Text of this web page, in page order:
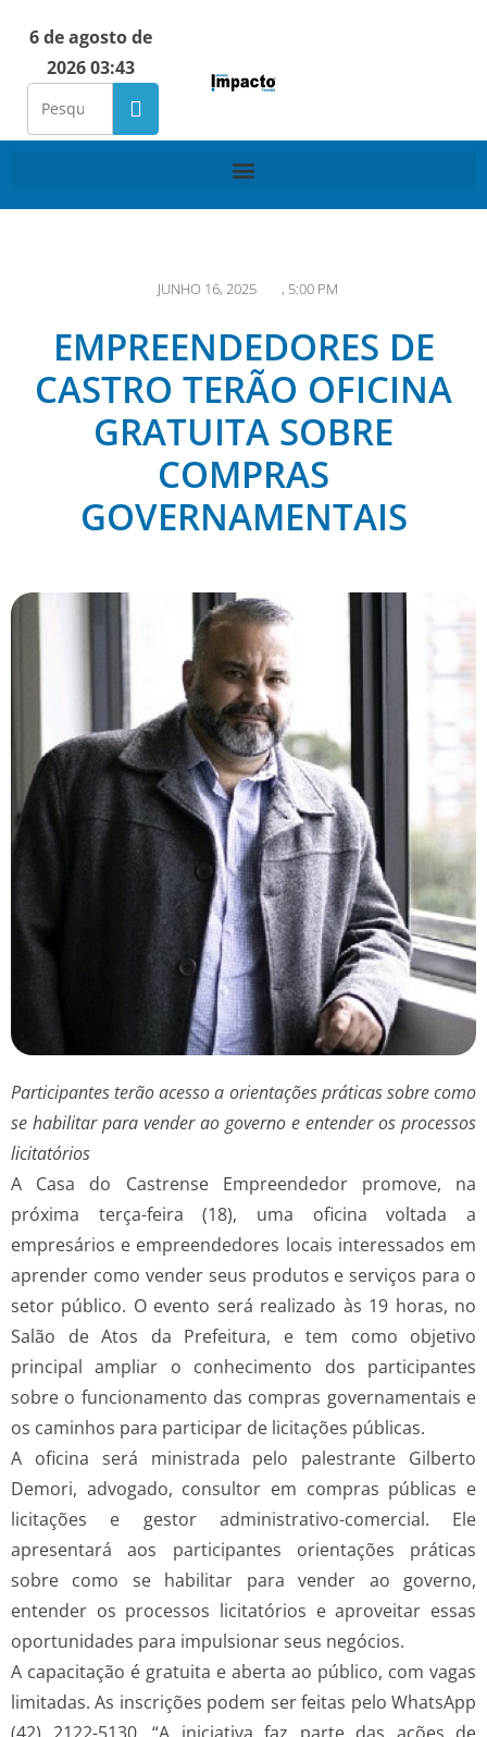
6 de agosto de
2026 03:43
JUNHO 16, 2025 , 5:00 PM
EMPREENDEDORES DE
CASTRO TERÃO OFICINA
GRATUITA SOBRE
COMPRAS
GOVERNAMENTAIS
Participantes terão acesso a orientações práticas sobre como
se habilitar para vender ao governo e entender os processos
licitatórios
A Casa do Castrense Empreendedor promove, na
próxima terça-feira (18), uma oficina voltada a
empresários e empreendedores locais interessados em
aprender como vender seus produtos e serviços para o
setor público. O evento será realizado às 19 horas, no
Salão de Atos da Prefeitura, e tem como objetivo
principal ampliar o conhecimento dos participantes
sobre o funcionamento das compras governamentais e
os caminhos para participar de licitações públicas.
A oficina será ministrada pelo palestrante Gilberto
Demori, advogado, consultor em compras públicas e
licitações e gestor administrativo-comercial. Ele
apresentará aos participantes orientações práticas
sobre como se habilitar para vender ao governo,
entender os processos licitatórios e aproveitar essas
oportunidades para impulsionar seus negócios.
A capacitação é gratuita e aberta ao público, com vagas
limitadas. As inscrições podem ser feitas pelo WhatsApp